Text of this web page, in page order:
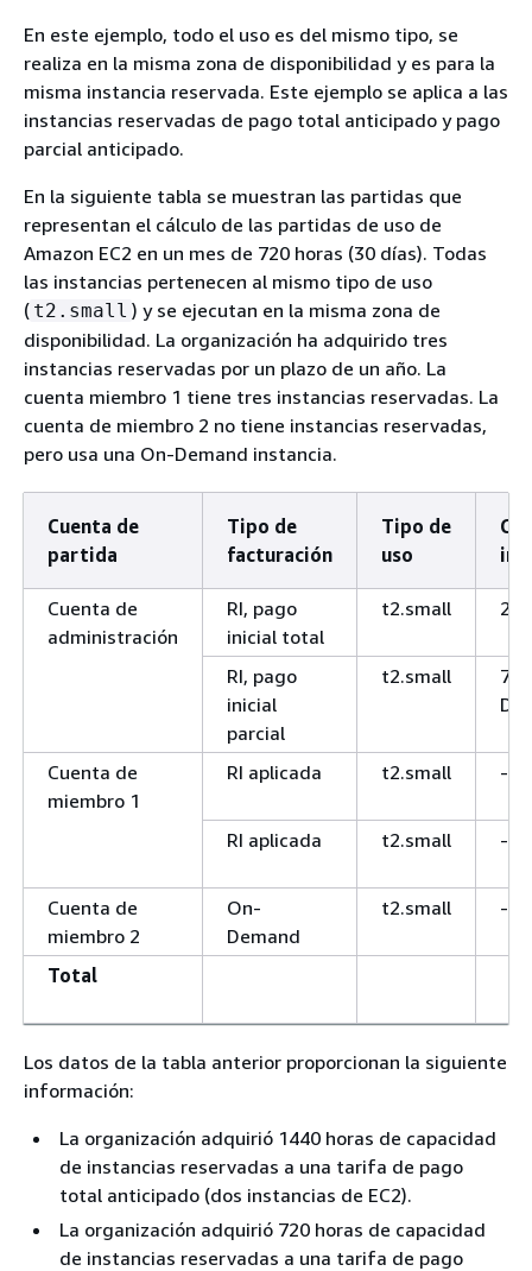
En este ejemplo, todo el uso es del mismo tipo, se
realiza en la misma zona de disponibilidad y es para la
misma instancia reservada. Este ejemplo se aplica a las
instancias reservadas de pago total anticipado y pago
parcial anticipado.
En la siguiente tabla se muestran las partidas que
representan el cálculo de las partidas de uso de
Amazon EC2 en un mes de 720 horas (30 días). Todas
las instancias pertenecen al mismo tipo de uso
( t2.small ) y se ejecutan en la misma zona de
disponibilidad. La organización ha adquirido tres
instancias reservadas por un plazo de un año. La
cuenta miembro 1 tiene tres instancias reservadas. La
cuenta de miembro 2 no tiene instancias reservadas,
pero usa una On-Demand instancia.
Cuenta de
partida
Tipo de
facturación
Tipo de
uso
Cuenta de
administración
RI, pago
inicial total
t2.small
RI, pago
inicial
parcial
t2.small
Cuenta de
miembro 1
RI aplicada t2.small -
RI aplicada t2.small -
Cuenta de
miembro 2
On-
Demand
t2.small -
Total
Los datos de la tabla anterior proporcionan la siguiente
información:
La organización adquirió 1440 horas de capacidad
de instancias reservadas a una tarifa de pago
total anticipado (dos instancias de EC2).
La organización adquirió 720 horas de capacidad
de instancias reservadas a una tarifa de pago